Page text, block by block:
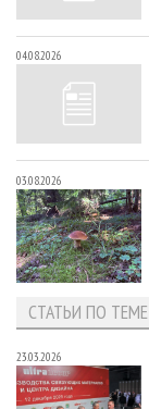
04.08.2026
03.08.2026
СТАТЬИ ПО ТЕМЕ
23.03.2026